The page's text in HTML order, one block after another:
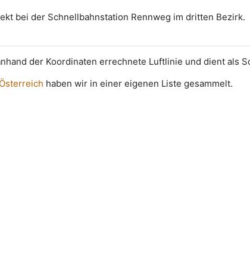
bei der Schnellbahnstation Rennweg im dritten Bezirk.
der Koordinaten errechnete Luftlinie und dient als
haben wir in einer eigenen Liste gesammelt.